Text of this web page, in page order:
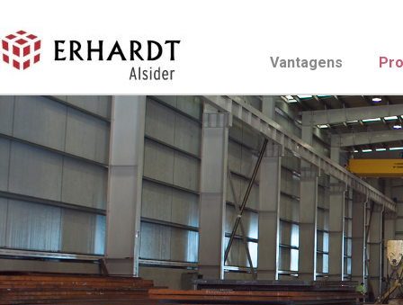
Vantagens